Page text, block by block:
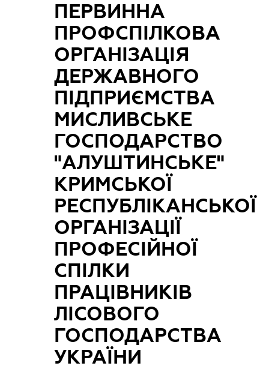
ПЕРВИННА
ПРОФСПІЛКОВА
ОРГАНІЗАЦІЯ
ДЕРЖАВНОГО
ПІДПРИЄМСТВА
МИСЛИВСЬКЕ
ГОСПОДАРСТВО
"АЛУШТИНСЬКЕ"
КРИМСЬКОЇ
РЕСПУБЛІКАНСЬКОЇ
ОРГАНІЗАЦІЇ
ПРОФЕСІЙНОЇ
СПІЛКИ
ПРАЦІВНИКІВ
ЛІСОВОГО
ГОСПОДАРСТВА
УКРАЇНИ